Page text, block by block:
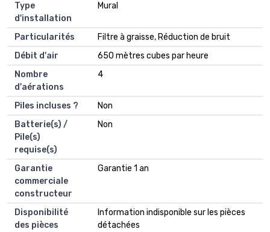
Type
d'installation
‎Mural
Particularités
‎Filtre à graisse, Réduction de bruit
Débit d'air
‎650 mètres cubes par heure
Nombre
d'aérations
‎4
Piles incluses ?
‎Non
Batterie(s) /
Pile(s)
requise(s)
‎Non
Garantie
commerciale
constructeur
‎Garantie 1 an
Disponibilité
des pièces
‎Information indisponible sur les pièces
détachées